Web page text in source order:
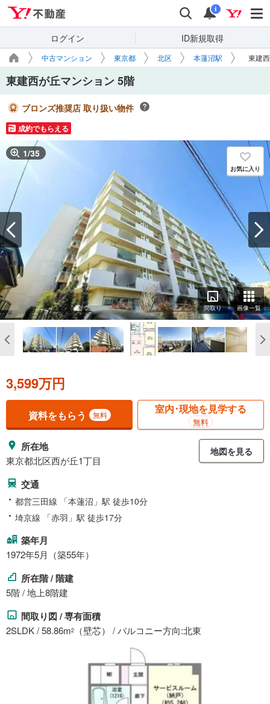
検索 通知
i
ログイン ID新規取得
中古マンション 東京都 北区 本蓮沼駅 東建
東建西が丘マンション 5階
ブロンズ推奨店 取り扱い物件
成約でもらえる
1/35
お気に入り
間取り 画像一覧
3,599万円
資料をもらう 無料 室内･現地を見学する
無料
所在地
東京都北区西が丘1丁目
地図を見る
交通
都営三田線 「本蓮沼」駅 徒歩10分
埼京線 「赤羽」駅 徒歩17分
築年月
1972年5月（築55年）
所在階 / 階建
5階 / 地上8階建
間取り図 / 専有面積
2SLDK / 58.86m2 （壁芯） / バルコニー方向:北東